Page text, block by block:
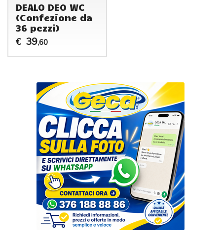
DEALO DEO WC
(Confezione da
36 pezzi)
€ 39,60